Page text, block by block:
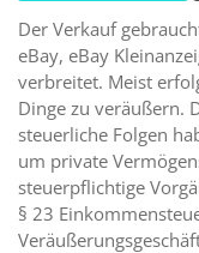
Der Verkauf
eBay, eBay
verbreitet. Meist
Dinge zu veräußern.
steuerliche Folgen
um private
steuerpflichtige
§ 23